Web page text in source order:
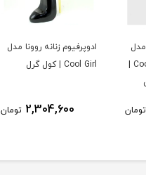
مدل
Cool Girl White Edition |
تومان
ادوپرفیوم زنانه روونا مدل
Cool Girl | کول گرل
2,304,600 تومان